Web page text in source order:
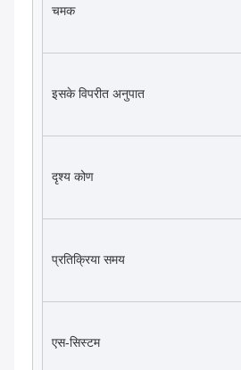
चमक
इसके विपरीत अनुपात
दृश्य कोण
प्रतिक्रिया समय
एस-सिस्टम